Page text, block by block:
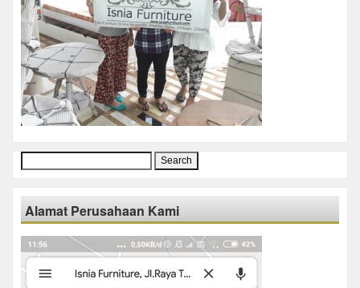
for:
Alamat Perusahaan Kami